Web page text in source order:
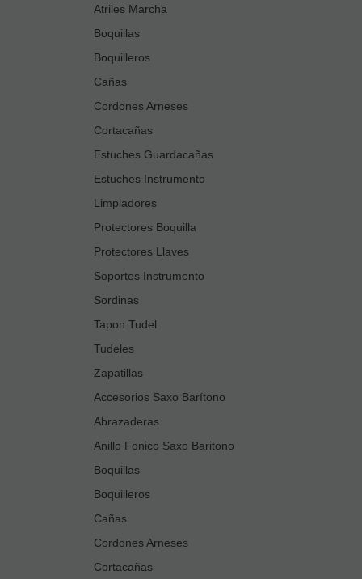
Atriles Marcha
Boquillas
Boquilleros
Cañas
Cordones Arneses
Cortacañas
Estuches Guardacañas
Estuches Instrumento
Limpiadores
Protectores Boquilla
Protectores Llaves
Soportes Instrumento
Sordinas
Tapon Tudel
Tudeles
Zapatillas
Accesorios Saxo Barítono
Abrazaderas
Anillo Fonico Saxo Baritono
Boquillas
Boquilleros
Cañas
Cordones Arneses
Cortacañas